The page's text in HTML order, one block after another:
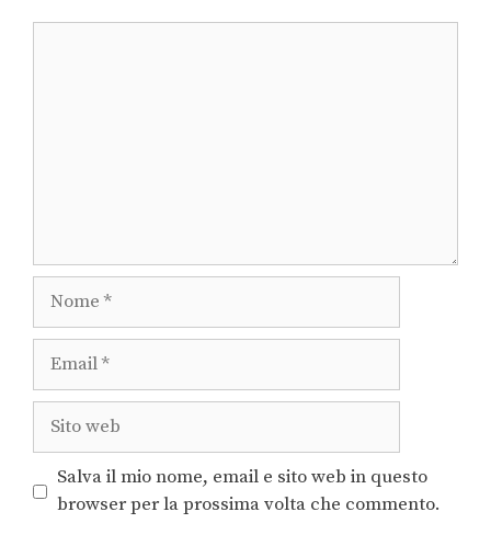
Salva il mio nome, email e sito web in questo
browser per la prossima volta che commento.